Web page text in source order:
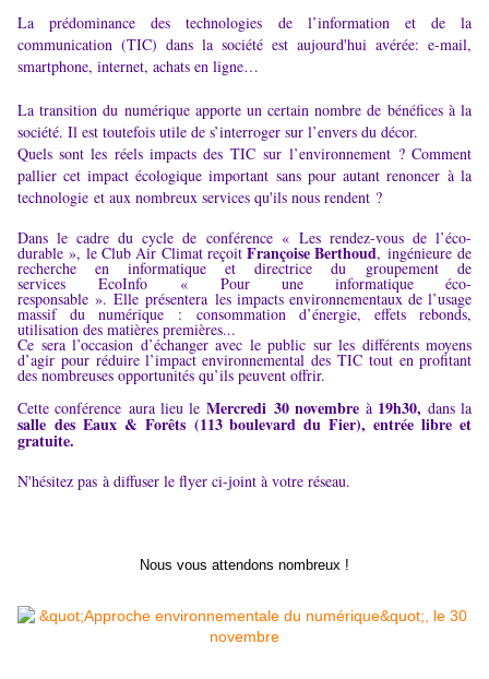
La prédominance des technologies de l’information et de la
communication (TIC) dans la société est aujourd'hui avérée: e-mail,
smartphone, internet, achats en ligne…
La transition du numérique apporte un certain nombre de bénéfices à la
société. Il est toutefois utile de s’interroger sur l’envers du décor.
Quels sont les réels impacts des TIC sur l’environnement ? Comment
pallier cet impact écologique important sans pour autant renoncer à la
technologie et aux nombreux services qu'ils nous rendent ?
Dans le cadre du cycle de conférence « Les rendez-vous de l’éco-
durable », le Club Air Climat reçoitFrançoise Berthoud, ingénieure de
recherche en informatique et directrice du groupement de
services EcoInfo « Pour une informatique éco-
responsable ». Elle présentera les impacts environnementaux de l’usage
massif du numérique : consommation d’énergie, effets rebonds,
utilisation des matières premières...
Ce sera l’occasion d’échanger avec le public sur les différents moyens
d’agir pour réduire l’impact environnemental des TIC tout en profitant
des nombreuses opportunités qu’ils peuvent offrir.
Cette conférence aura lieu le Mercredi 30 novembreà 19h30, dans la
salle des Eaux & Forêts (113 boulevard du Fier), entrée libre et
gratuite.
N'hésitez pas à diffuser le flyer ci-joint à votre réseau.
Nous vous attendons nombreux !